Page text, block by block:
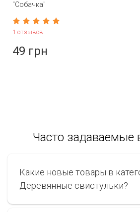
"Собачка"
1 отзывов
49 грн
Часто задаваемые
Какие новые товары в
Деревянные свистульки?